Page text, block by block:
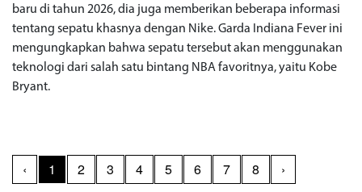
baru di tahun 2026, dia juga memberikan beberapa informasi
tentang sepatu khasnya dengan Nike. Garda Indiana Fever ini
mengungkapkan bahwa sepatu tersebut akan menggunakan
teknologi dari salah satu bintang NBA favoritnya, yaitu Kobe
Bryant.
‹ 1 2 3 4 5 6 7 8 ›